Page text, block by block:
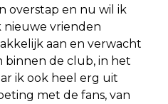
overstap en nu wil ik
nieuwe vrienden
aan en verwacht
binnen de club, in het
ik ook heel erg uit
met de fans, van